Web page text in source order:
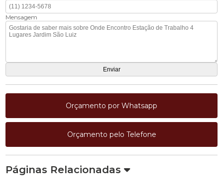
Mensagem
Orçamento por Whatsapp
Orçamento pelo Telefone
Páginas Relacionadas